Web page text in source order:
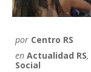
por Centro RS
en Actualidad RS,
Social